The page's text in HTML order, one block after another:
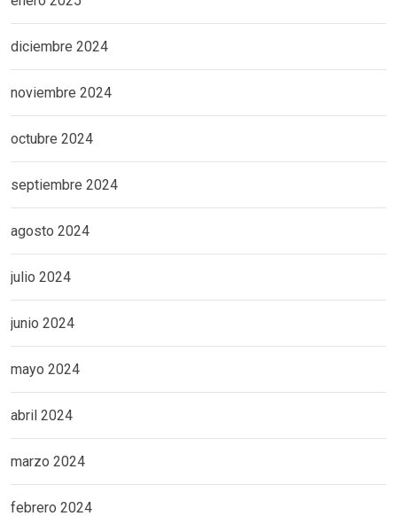
diciembre 2024
noviembre 2024
octubre 2024
septiembre 2024
agosto 2024
julio 2024
junio 2024
mayo 2024
abril 2024
marzo 2024
febrero 2024